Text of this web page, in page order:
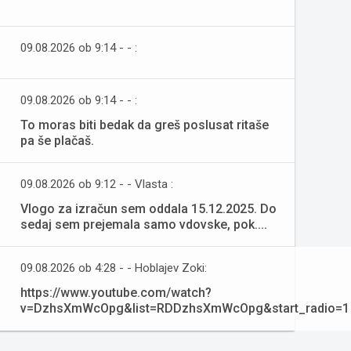
09.08.2026 ob 9:14 - - :
09.08.2026 ob 9:14 - - :
To moras biti bedak da greš poslusat ritaše
pa še plačaš.
09.08.2026 ob 9:12 - - Vlasta :
Vlogo za izračun sem oddala 15.12.2025. Do
sedaj sem prejemala samo vdovske, pok....
09.08.2026 ob 4:28 - - Hoblajev Zoki:
https://www.youtube.com/watch?
v=DzhsXmWcOpg&list=RDDzhsXmWcOpg&start_radio=1